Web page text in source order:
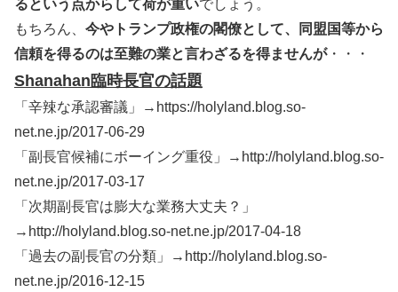
るという点からして荷が重いでしょう。
もちろん、 今やトランプ政権の閣僚として、同盟国等から
信頼を得るのは至難の業と言わざるを得ませんが・・・
Shanahan臨時長官の話題
「辛辣な承認審議」→https://holyland.blog.so-
net.ne.jp/2017-06-29
「副長官候補にボーイング重役」→http://holyland.blog.so-
net.ne.jp/2017-03-17
「次期副長官は膨大な業務大丈夫？」
→http://holyland.blog.so-net.ne.jp/2017-04-18
「過去の副長官の分類」→http://holyland.blog.so-
net.ne.jp/2016-12-15